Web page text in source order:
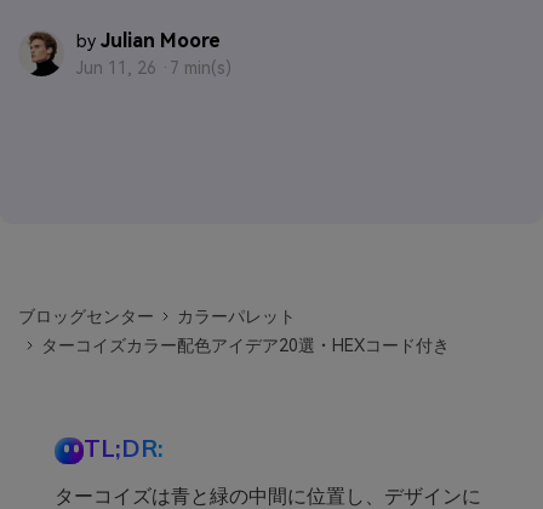
by Julian Moore
Jun 11, 26 · 7 min(s)
ブロッグセンター
カラーパレット
ターコイズカラー配色アイデア20選・HEXコード付き
TL;DR:
ターコイズは青と緑の中間に位置し、デザインに